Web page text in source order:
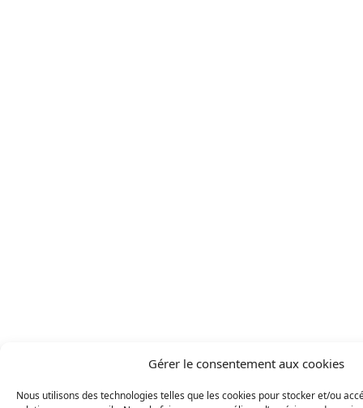
Gérer le consentement aux cookies
Nous utilisons des technologies telles que les cookies pour stocker et/ou